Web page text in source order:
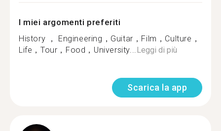
I miei argomenti preferiti
History ， Engineering，Guitar，Film，Culture，
Life，Tour，Food，University...Leggi di più
Scarica la app